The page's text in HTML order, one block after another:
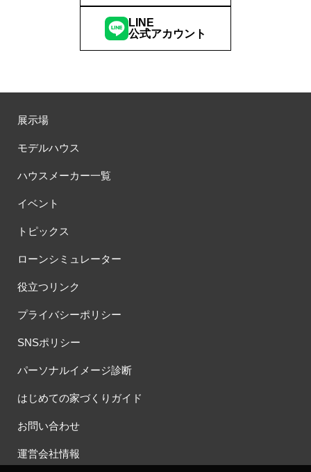
LINE
公式アカウント
展示場
モデルハウス
ハウスメーカー一覧
イベント
トピックス
ローンシミュレーター
役立つリンク
プライバシーポリシー
SNSポリシー
パーソナルイメージ診断
はじめての家づくりガイド
お問い合わせ
運営会社情報